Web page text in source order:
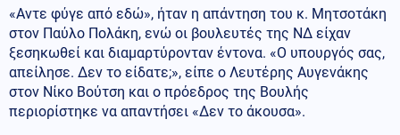
«Αντε φύγε από εδώ», ήταν η απάντηση του κ. Μητσοτάκη
στον Παύλο Πολάκη, ενώ οι βουλευτές της ΝΔ είχαν
ξεσηκωθεί και διαμαρτύρονταν έντονα. «Ο υπουργός σας,
απείλησε. Δεν το είδατε;», είπε ο Λευτέρης Αυγενάκης
στον Νίκο Βούτση και ο πρόεδρος της Βουλής
περιορίστηκε να απαντήσει «Δεν το άκουσα».